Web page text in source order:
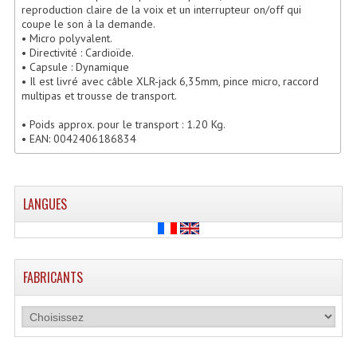
Enceintes Hifi
Filtres Actifs, Correcteurs
Moteurs Pavillons Pour Enceinte
Lecteurs Audio & Sources
Platines Disque Vinyles
reproduction claire de la voix et un interrupteur on/off qui
coupe le son à la demande.
• Micro polyvalent.
• Directivité : Cardioïde.
• Capsule : Dynamique
• Il est livré avec câble XLR-jack 6,35mm, pince micro, raccord
multipas et trousse de transport.
• Poids approx. pour le transport : 1.20 Kg.
• EAN: 0042406186834
LANGUES
FABRICANTS